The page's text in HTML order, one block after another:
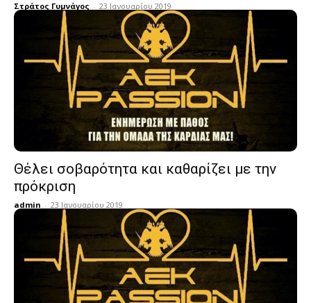
Στράτος Γυμνάγος - 23 Ιανουαρίου 2019
Θέλει σοβαρότητα και καθαρίζει με την
πρόκριση
admin - 23 Ιανουαρίου 2019